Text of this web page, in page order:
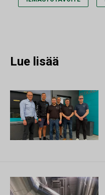
Lue lisää